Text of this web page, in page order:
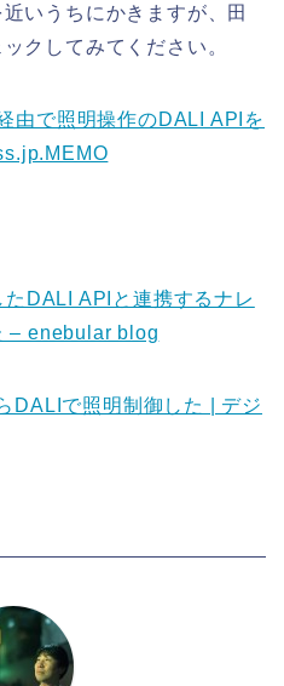
いうちにかきますが、田
クしてみてください。
由で照明操作のDALI APIを
DALI APIと連携するナレ
– enebular blog
DALIで照明制御した | デジ